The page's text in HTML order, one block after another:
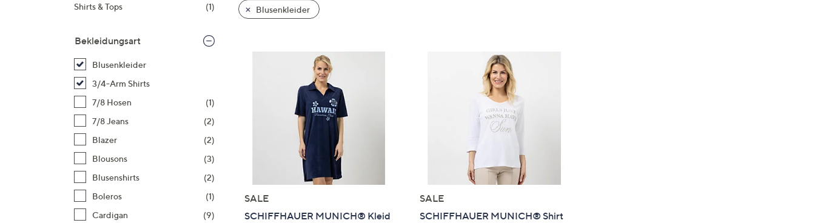
Sie
auf
anzuzeigen.
Shirts & Tops
(1)
Bekleidungsart
Blusenkleider
3/4-Arm Shirts
7/8 Hosen
(1)
7/8 Jeans
(2)
Blazer
(2)
Blousons
(3)
Blusenshirts
(2)
Boleros
(1)
Cardigan
(9)
Blusenkleider
SALE
SCHIFFHAUER MUNICH® Kleid
SALE
SCHIFFHAUER MUNICH® Shirt